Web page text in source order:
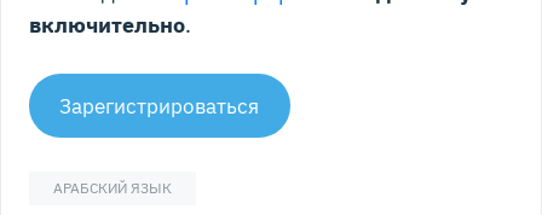
включительно.
Зарегистрироваться
АРАБСКИЙ ЯЗЫК